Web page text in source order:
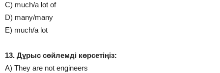
C) much/a lot of
D) many/many
E) much/a lot
13. Дұрыс сөйлемді көрсетіңіз:
A) They are not engineers